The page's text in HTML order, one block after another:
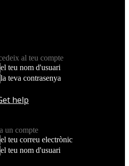
al teu compte
el teu nom d'usuari
la teva contrasenya
help
un compte
el teu correu electrònic
el teu nom d'usuari